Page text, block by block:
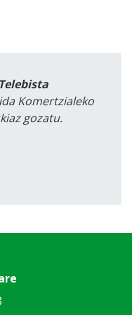
Komertzialeko
gozatu.